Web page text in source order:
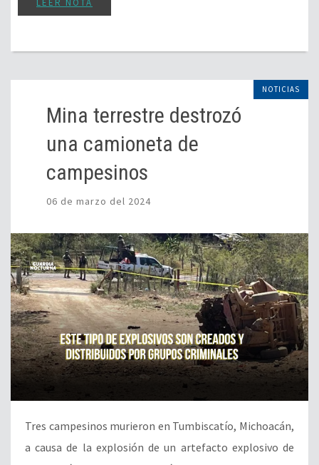
NOTICIAS
Mina terrestre destrozó
una camioneta de
campesinos
06 de marzo del 2024
Tres campesinos murieron en Tumbiscatío, Michoacán,
a causa de la explosión de un artefacto explosivo de